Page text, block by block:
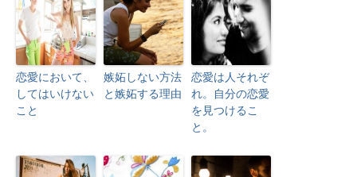
恋愛において、
してはいけない
こと
嫉妬しない方法
と嫉妬する理由
恋愛は人それぞ
れ。自分の恋愛
を見つけるこ
と。